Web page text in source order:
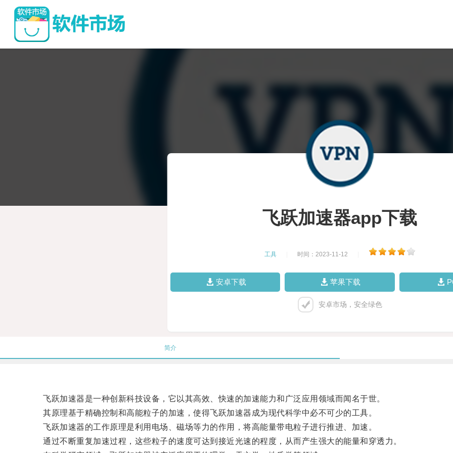
飞跃加速器app下载
工具 时间：2023-11-12
安卓下载 苹果下载
安卓市场，安全绿色
简介
飞跃加速器是一种创新科技设备，它以其高效、快速的加速能力和广泛应用领域而闻名于世。
其原理基于精确控制和高能粒子的加速，使得飞跃加速器成为现代科学中必不可少的工具。
飞跃加速器的工作原理是利用电场、磁场等力的作用，将高能量带电粒子进行推进、加速。
通过不断重复加速过程，这些粒子的速度可达到接近光速的程度，从而产生强大的能量和穿透力。